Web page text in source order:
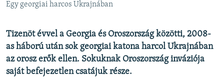
Valamennyi RFE/RL weboldal
Egy georgiai harcos Ukrajnában
Tizenöt évvel a Georgia és Oroszország közötti, 2008-
as háború után sok georgiai katona harcol Ukrajnában
az orosz erők ellen. Sokuknak Oroszország inváziója
saját befejezetlen csatájuk része.